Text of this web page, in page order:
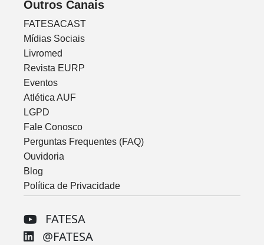
Outros Canais
FATESACAST
Mídias Sociais
Livromed
Revista EURP
Eventos
Atlética AUF
LGPD
Fale Conosco
Perguntas Frequentes (FAQ)
Ouvidoria
Blog
Política de Privacidade
FATESA
@FATESA